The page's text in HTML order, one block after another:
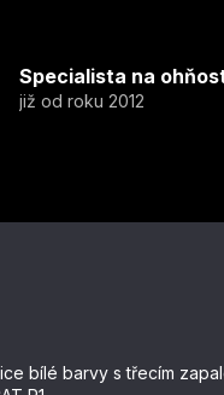
Specialista na
již od roku 2012
bílé barvy s třecím